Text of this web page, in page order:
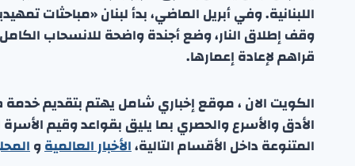
اللبنانية. وفي أبريل الماضي، بدأ لبنان «مباحثات
وقف إطلاق النار، وضع أجندة واضحة للانسحاب
قراهم لإعادة إعمارها.
الكويت الان ، موقع إخباري شامل يهتم بتقديم خدمة
الأدق والأسرع والحصري بما يليق بقواعد وقيم
المتنوعة داخل الأقسام التالية،الأخبار العالميةو